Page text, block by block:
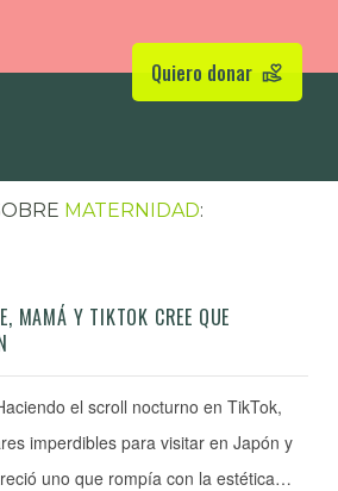
Quiero donar
MATERNIDAD:
MAMÁ Y TIKTOK CREE QUE
el scroll nocturno en TikTok,
imperdibles para visitar en Japón y
uno que rompía con la estética